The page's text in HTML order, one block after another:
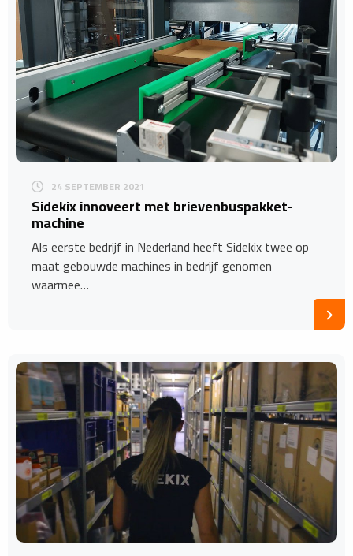
24 SEPTEMBER 2021
Sidekix innoveert met brievenbuspakket-
machine
Als eerste bedrijf in Nederland heeft Sidekix twee op
maat gebouwde machines in bedrijf genomen
waarmee…